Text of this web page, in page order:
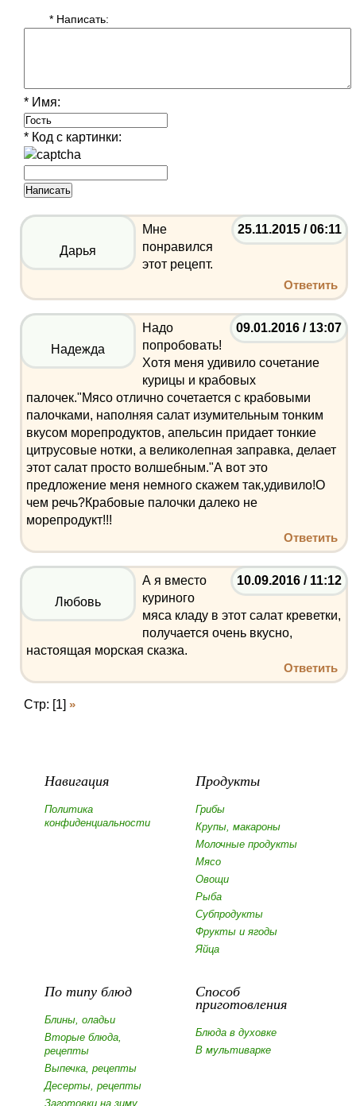
* Написать:
* Имя:
* Код с картинки:
25.11.2015 / 06:11
Дарья
Мне
понравился
этот рецепт.
Ответить
09.01.2016 / 13:07
Надежда
Надо
попробовать!
Хотя меня удивило сочетание
курицы и крабовых
палочек."Мясо отлично сочетается с крабовыми
палочками, наполняя салат изумительным тонким
вкусом морепродуктов, апельсин придает тонкие
цитрусовые нотки, а великолепная заправка, делает
этот салат просто волшебным."А вот это
предложение меня немного скажем так,удивило!О
чем речь?Крабовые палочки далеко не
морепродукт!!!
Ответить
10.09.2016 / 11:12
Любовь
А я вместо
куриного
мяса кладу в этот салат креветки,
получается очень вкусно,
настоящая морская сказка.
Ответить
Стр: [1] »
Навигация
Политика
конфиденциальности
Продукты
Грибы
Крупы, макароны
Молочные продукты
Мясо
Овощи
Рыба
Субпродукты
Фрукты и ягоды
Яйца
По типу блюд
Блины, оладьи
Вторые блюда,
рецепты
Выпечка, рецепты
Десерты, рецепты
Заготовки на зиму,
Способ
приготовления
Блюда в духовке
В мультиварке